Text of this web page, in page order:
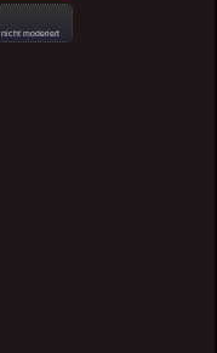
nicht moderiert